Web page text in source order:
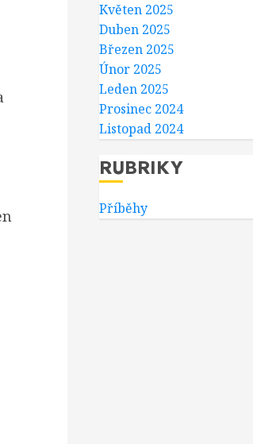
Květen 2025
Duben 2025
Březen 2025
Únor 2025
Leden 2025
Prosinec 2024
Listopad 2024
RUBRIKY
Příběhy